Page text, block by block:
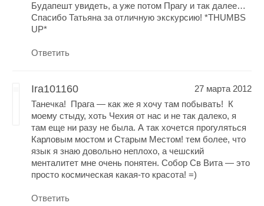
Будапешт увидеть, а уже потом Прагу и так далее…
Спасибо Татьяна за отличную экскурсию! *THUMBS
UP*
Ответить
Ira101160
27 марта 2012
Танечка! Прага — как же я хочу там побывать! К
моему стыду, хоть Чехия от нас и не так далеко, я
там еще ни разу не была. А так хочется прогуляться
Карловым мостом и Старым Местом! тем более, что
язык я знаю довольно неплохо, а чешский
менталитет мне очень понятен. Собор Св Вита — это
просто космическая какая-то красота! =)
Ответить